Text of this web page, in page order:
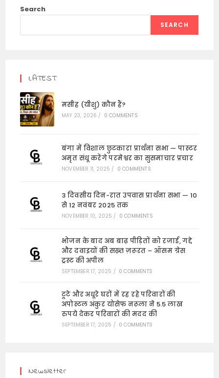
Search
SEARCH
LATEST
मसीह (यीशु) कौन हैं?
MAY 23, 2026 / 0 COMMENTS
बंगा में विशाल छुटकारा प्रार्थना सभा — पास्टर
अमृत संधू करेंगे परमेश्वर का सुसमाचार प्रचार
NOVEMBER 11, 2025 / 0 COMMENTS
3 दिवसीय दिन-रात उपवास प्रार्थना सभा — 10
से 12 नवंबर 2025 तक
NOVEMBER 10, 2025 / 0 COMMENTS
भोजन के बाद अब बाढ़ पीड़ितों को रजाई, गद्दे
और दवाइयों की सख़्त ज़रूरत – ऑसम ग्रेस
ट्रस्ट की अपील
SEPTEMBER 17, 2025 / 0 COMMENTS
टूटे और अधूरे घरों में रह रहे परिवारों की
अपोस्टल अंकुर योसेफ नरूला ने 5.5 लाख
रुपये देकर परिवारों की मदद की
SEPTEMBER 17, 2025 / 0 COMMENTS
Newsletter